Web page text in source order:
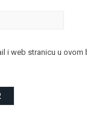
i web stranicu u ovom